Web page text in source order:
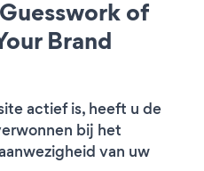
of
Brand
actief is, heeft u de
bij het
van uw